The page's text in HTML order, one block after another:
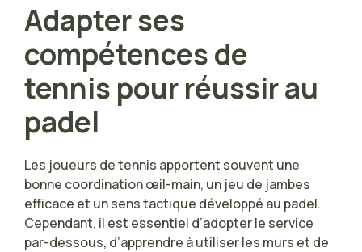
Adapter ses
compétences de
tennis pour réussir au
padel
Les joueurs de tennis apportent souvent une
bonne coordination œil-main, un jeu de jambes
efficace et un sens tactique développé au padel.
Cependant, il est essentiel d’adopter le service
par-dessous, d’apprendre à utiliser les murs et de